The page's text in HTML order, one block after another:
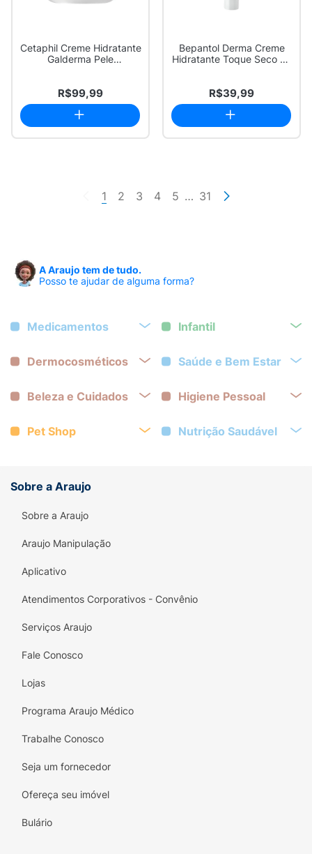
Cetaphil Creme Hidratante
Galderma Pele
R$99,99
Bepantol Derma Creme
Hidratante Toque Seco Oil
R$39,99
1 2 3 4 5 … 31
A Araujo tem de tudo.
Posso te ajudar de alguma forma?
Medicamentos Infantil
Dermocosméticos Saúde e Bem Estar
Beleza e Cuidados Higiene Pessoal
Pet Shop Nutrição Saudável
Sobre a Araujo
Sobre a Araujo
Araujo Manipulação
Aplicativo
Atendimentos Corporativos - Convênio
Serviços Araujo
Fale Conosco
Lojas
Programa Araujo Médico
Trabalhe Conosco
Seja um fornecedor
Ofereça seu imóvel
Bulário